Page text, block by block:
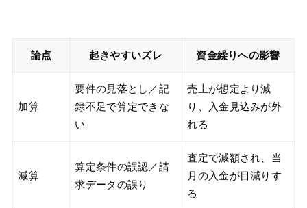
論点 起きやすいズレ 資金繰りへの影響
加算
要件の見落とし／記
録不足で算定できな
い
売上が想定より減
り、入金見込みが外
れる
減算
算定条件の誤認／請
求データの誤り
査定で減額され、当
月の入金が目減りす
る